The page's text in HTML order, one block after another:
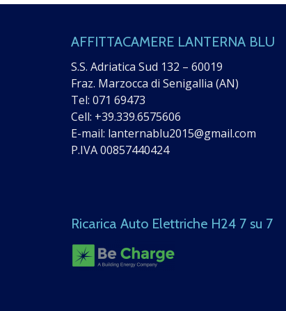
AFFITTACAMERE LANTERNA BLU
S.S. Adriatica Sud 132 – 60019
Fraz. Marzocca di Senigallia (AN)
Tel: 071 69473
Cell: +39.339.6575606
E-mail: lanternablu2015@gmail.com
P.IVA 00857440424
Ricarica Auto Elettriche H24 7 su 7